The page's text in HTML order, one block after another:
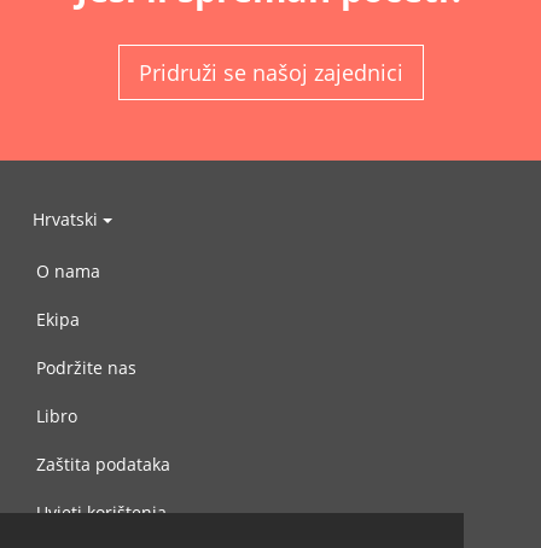
Pridruži se našoj zajednici
Hrvatski
O nama
Ekipa
Podržite nas
Libro
Zaštita podataka
Uvjeti korištenja